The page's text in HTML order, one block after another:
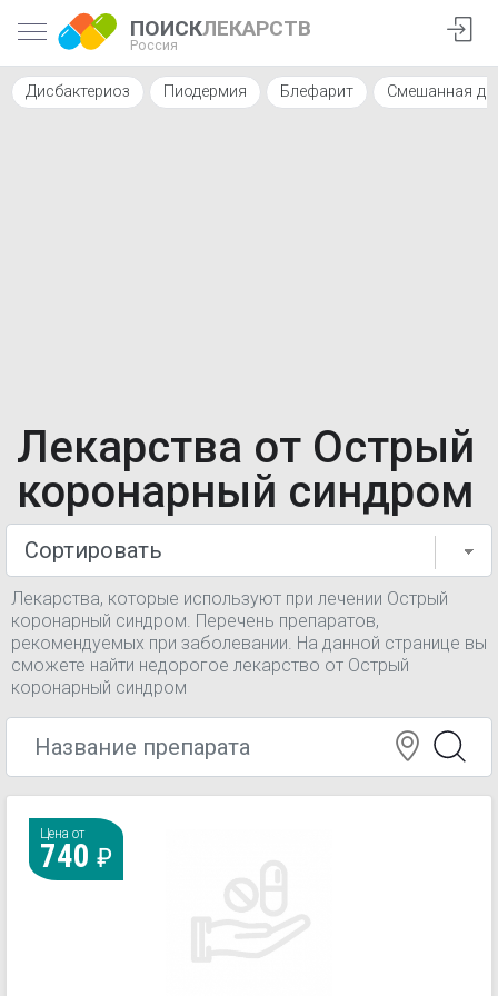
ПОИСКЛЕКАРСТВ
Россия
Дисбактериоз Пиодермия Блефарит Смешанная
Лекарства от Острый
коронарный синдром
Лекарства, которые используют при лечении Острый
коронарный синдром. Перечень препаратов,
рекомендуемых при заболевании. На данной странице вы
сможете найти недорогое лекарство от Острый
коронарный синдром
Цена от
740